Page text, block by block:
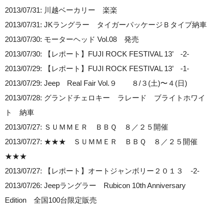
2013/07/31: 川越ベーカリー 楽楽
2013/07/31: JKラングラー タイガーパッケージＢタイプ納車
2013/07/30: モーターヘッド Vol.08 発売
2013/07/30: 【レポート】FUJI ROCK FESTIVAL 13’ -2-
2013/07/29: 【レポート】FUJI ROCK FESTIVAL 13’ -1-
2013/07/29: Jeep Real Fair Vol.９ ８/３(土)〜４(日)
2013/07/28: グランドチェロキー ラレード ブライトホワイ
ト 納車
2013/07/27: ＳＵＭＭＥＲ ＢＢＱ ８／２５開催
2013/07/27: ★★★ ＳＵＭＭＥＲ ＢＢＱ ８／２５開催
★★★
2013/07/27: 【レポート】オートジャンボリー２０１３ -2-
2013/07/26: Jeepラングラー Rubicon 10th Anniversary
Edition 全国100台限定販売